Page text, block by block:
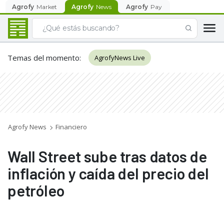
Agrofy Market Agrofy News Agrofy Pay
Temas del momento: AgrofyNews Live
Agrofy News Financiero
Wall Street sube tras datos de
inflación y caída del precio del
petróleo